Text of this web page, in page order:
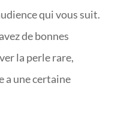
qui vous suit.
de bonnes
la perle rare,
a une certaine